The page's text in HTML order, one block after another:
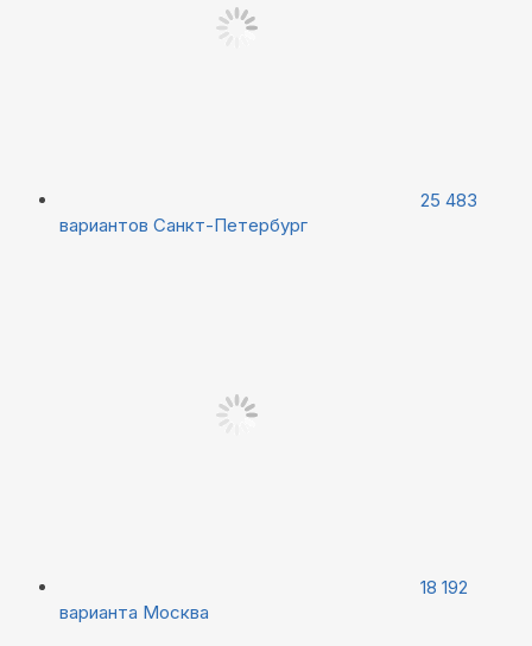
25 483
вариантов Санкт-Петербург
18 192
варианта Москва